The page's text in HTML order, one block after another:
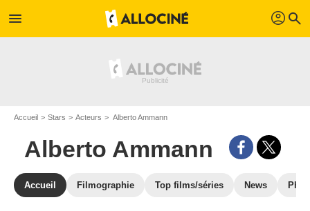
menu profil search
Accueil Stars Acteurs Alberto Ammann
Alberto Ammann
Accueil Filmographie Top films/séries News